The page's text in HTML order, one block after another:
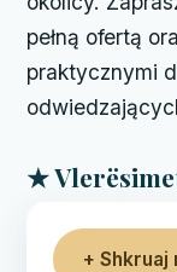
pełną ofertą
praktycznymi
★
+ Shkruaj